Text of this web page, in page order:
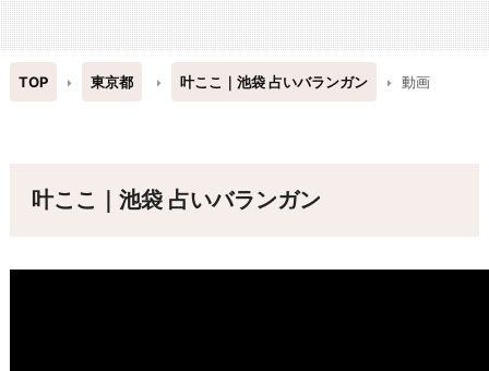
TOP 東京都 叶ここ｜池袋 占いバランガン 動画
叶ここ｜池袋 占いバランガン